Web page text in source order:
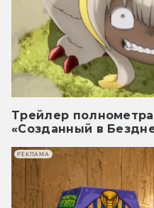
Трейлер
«Созданный в
РЕКЛАМА